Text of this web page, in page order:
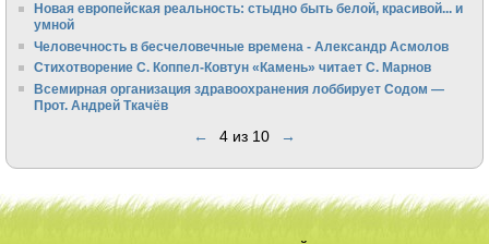
Новая европейская реальность: стыдно быть белой, красивой... и
умной
Человечность в бесчеловечные времена - Александр Асмолов
Стихотворение С. Коппел-Ковтун «Камень» читает С. Марнов
Всемирная организация здравоохранения лоббирует Содом —
Прот. Андрей Ткачёв
← 4 из 10 →